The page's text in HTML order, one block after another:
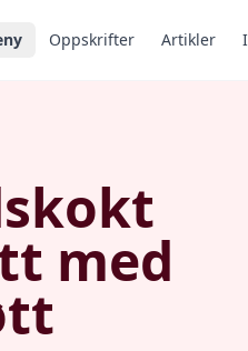
Oppskrifter Artikler
med